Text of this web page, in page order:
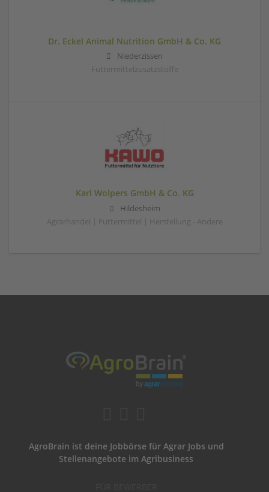
Dr. Eckel Animal Nutrition GmbH & Co. KG
Niederzissen
Futtermittelzusatzstoffe
Karl Wolpers GmbH & Co. KG
Hildesheim
Agrarhandel | Futtermittel | Herstellung - Andere
AgroBrain ist deine Jobbörse für Agrar Jobs und
Stellenangebote im Agribusiness